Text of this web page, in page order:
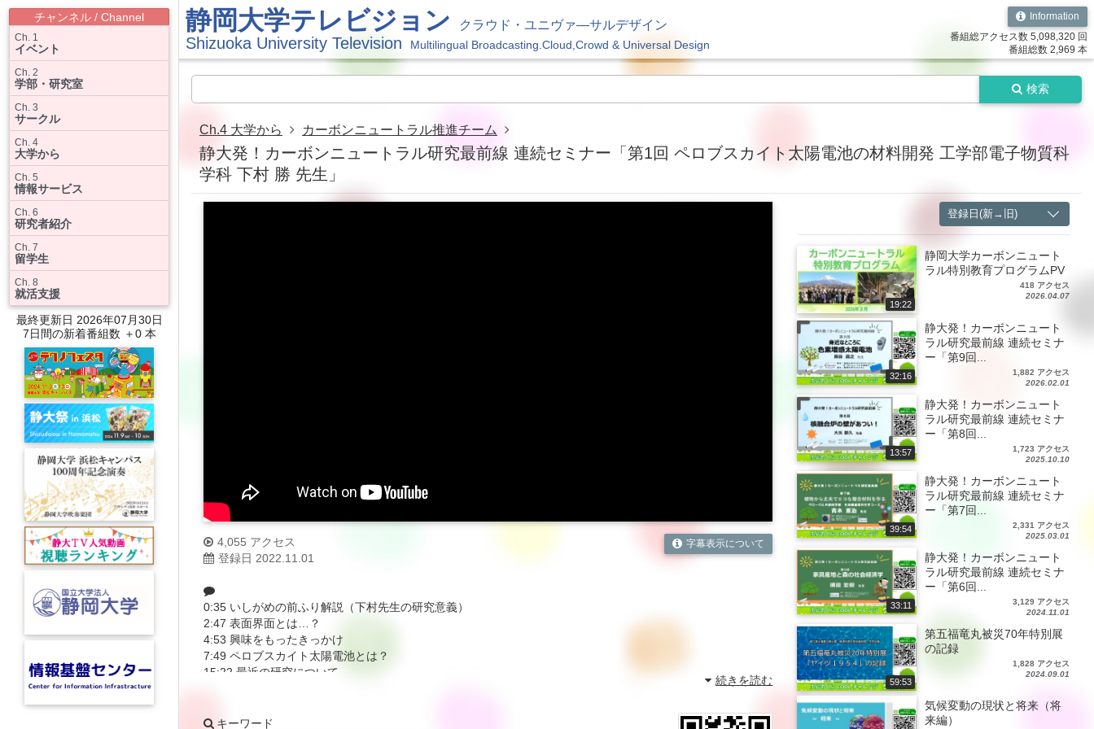
静岡大学テレビジョン クラウド・ユニヴァ―サルデザイン
Shizuoka University Television Multilingual Broadcasting.Cloud,Crowd & Universal Design
Information
番組総アクセス数 5,098,320 回
番組総数 2,969 本
チャンネル / Channel
Ch. 1
イベント
Ch. 2
学部・研究室
Ch. 3
サークル
Ch. 4
大学から
Ch. 5
情報サービス
Ch. 6
研究者紹介
Ch. 7
留学生
Ch. 8
就活支援
最終更新日 2026年07月30日
7日間の新着番組数 ＋0 本
検索
Ch.4 大学から カーボンニュートラル推進チーム
静大発！カーボンニュートラル研究最前線 連続セミナー「第1回 ペロブスカイト太陽電池の材料開発 工学部電子物質科
学科 下村 勝 先生」
4,055 アクセス
登録日 2022.11.01
字幕表示について
0:35 いしがめの前ふり解説（下村先生の研究意義）
2:47 表面界面とは…？
4:53 興味をもったきっかけ
7:49 ペロブスカイト太陽電池とは？
15:22 最近の研究について
31:11 今後の課題・展望
続きを読む
キーワード
登録日(新→旧)
19:22
静岡大学カーボンニュート
ラル特別教育プログラムPV
418 アクセス
2026.04.07
32:16
静大発！カーボンニュート
ラル研究最前線 連続セミナ
ー「第9回...
1,882 アクセス
2026.02.01
13:57
静大発！カーボンニュート
ラル研究最前線 連続セミナ
ー「第8回...
1,723 アクセス
2025.10.10
39:54
静大発！カーボンニュート
ラル研究最前線 連続セミナ
ー「第7回...
2,331 アクセス
2025.03.01
33:11
静大発！カーボンニュート
ラル研究最前線 連続セミナ
ー「第6回...
3,129 アクセス
2024.11.01
59:53
第五福竜丸被災70年特別展
の記録
1,828 アクセス
2024.09.01
気候変動の現状と将来（将
来編）